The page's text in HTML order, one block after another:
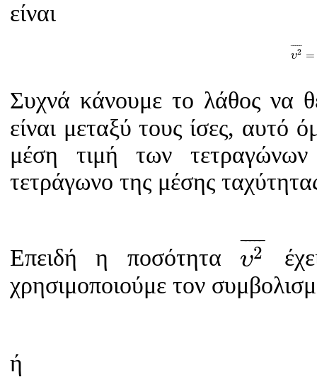
είναι
¯¯¯¯¯
υ2 =
Συχνά κάνουμε το λάθος να
είναι μεταξύ τους ίσες, αυτό
μέση τιμή των
τετράγωνο της μέσης
Επειδή η ποσότητα¯¯¯¯¯
υ2
υ2
χρησιμοποιούμε τον
ή